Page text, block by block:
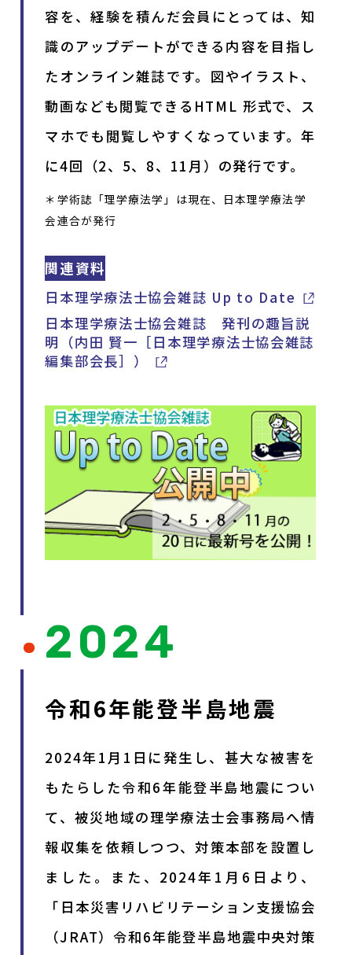
容を、経験を積んだ会員にとっては、知
識のアップデートができる内容を目指し
たオンライン雑誌です。図やイラスト、
動画なども閲覧できるHTML 形式で、ス
マホでも閲覧しやすくなっています。年
に4回（2、5、8、11月）の発行です。
＊学術誌「理学療法学」は現在、日本理学療法学
会連合が発行
関連資料
日本理学療法士協会雑誌 Up to Date
日本理学療法士協会雑誌 発刊の趣旨説
明（内田 賢一［日本理学療法士協会雑誌
編集部会長］）
2024
令和6年能登半島地震
2024年1月1日に発生し、甚大な被害を
もたらした令和6年能登半島地震につい
て、被災地域の理学療法士会事務局へ情
報収集を依頼しつつ、対策本部を設置し
ました。また、2024年1月6日より、
「日本災害リハビリテーション支援協会
（JRAT）令和6年能登半島地震中央対策